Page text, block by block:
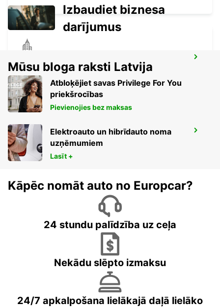
BUNBURY CITY
BUNBURY - AUSTRALIA
BUSSELTON CITY
BUSSELTON - AUSTRALIA
Izbaudiet biznesa
darījumus
Mūsu bloga raksti Latvija
Atbloķējiet savas Privilege For You
priekšrocības
Pievienojies bez maksas
Elektroauto un hibrīdauto noma
uzņēmumiem
Lasīt +
Kāpēc nomāt auto no Europcar?
24 stundu palīdzība uz ceļa
Nekādu slēpto izmaksu
24/7 apkalpošana lielākajā daļā lielāko